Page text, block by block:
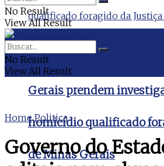
Polícias Civis do Espírito
Gerais prendem
homicídio qualificado
de Minas Gerais
No Result
View All Result
No Result
View All Result
Home Politica
Governo do